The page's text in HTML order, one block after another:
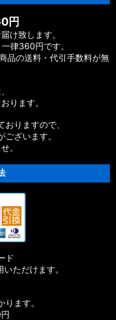
］対応 カスタムパー
SW］対応 カスタ
SW］対応 カスタ
］対応 カスタムパ
応 カスタムパーツ
］対応 カスタムパ
］対応 カスタムパ
円
け致します。
律360円です。
品の送料・代引手数料が無
ります。
りますので、
ざいます。
。
ド
ただけます。
ます。